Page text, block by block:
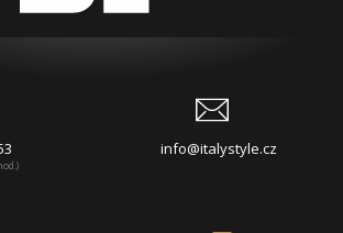
info@italystyle.cz